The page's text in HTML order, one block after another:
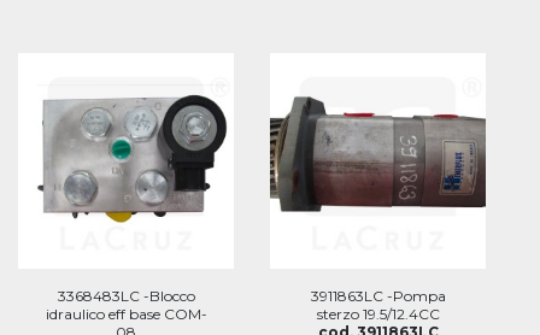
3368483LC -Blocco
idraulico eff base COM-
3911863LC -Pompa
sterzo 19.5/12.4CC